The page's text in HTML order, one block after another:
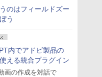
のはフィールドズー
う
内でアドビ製品の
える統合プラグイン
画の作成を対話で